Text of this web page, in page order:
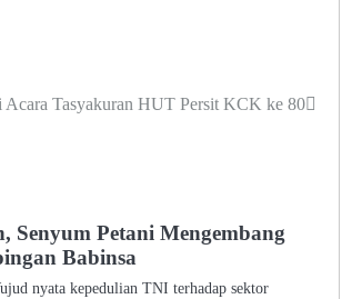
Tasyakuran HUT Persit KCK ke 80
Senyum Petani Mengembang
Babinsa
nyata kepedulian TNI terhadap sektor